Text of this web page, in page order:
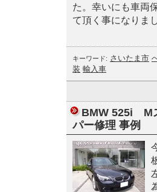
た。幸いにも車両
て頂く事になりま
キーワード: さいたま市
装 輸入車
BMW 525i M
パー修理 事例